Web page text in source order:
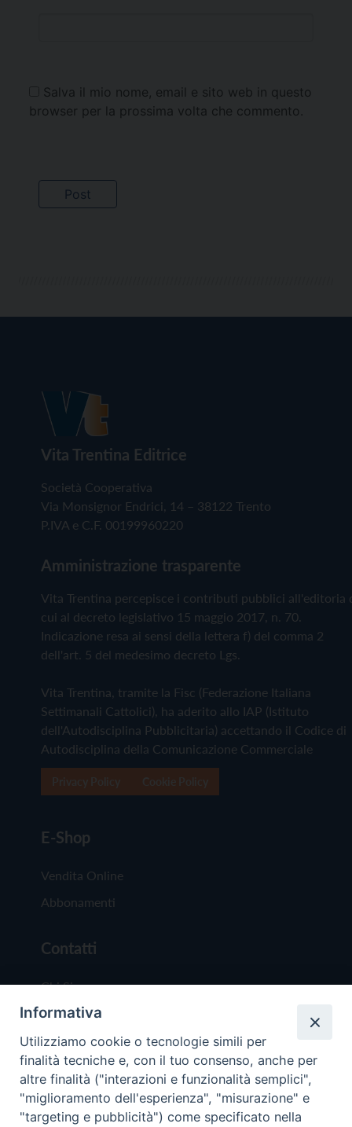
Salva il mio nome, email e sito web in questo
browser per la prossima volta che commento.
Vita Trentina Editrice
Società Cooperativa
Via Monsignor Endrici, 14 – 38122 Trento
P.IVA e C.F. 00199960220
Amministrazione trasparente
Vita Trentina percepisce i contributi pubblici all'editoria
cui al decreto legislativo 15 maggio 2017, n. 70.
Indicazione resa ai sensi della lettera f) del comma 2
dell'art. 5 del medesimo decreto Lgs.
Vita Trentina, tramite la Fisc (Federazione Italiana
Settimanali Cattolici), ha aderito allo IAP (Istituto
dell'Autodisciplina Pubblicitaria) accettando il Codice di
Autodisciplina della Comunicazione Commerciale
E-Shop
Vendita Online
Abbonamenti
Contatti
Chi Siamo
Redazione
Scrivici
Informativa
Utilizziamo cookie o tecnologie simili per
finalità tecniche e, con il tuo consenso, anche per
altre finalità ("interazioni e funzionalità semplici",
"miglioramento dell'esperienza", "misurazione" e
"targeting e pubblicità") come specificato nella